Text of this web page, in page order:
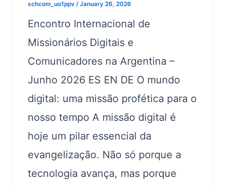
schcom_uo1ppv/January 26, 2026
Encontro Internacional de
Missionários Digitais e
Comunicadores na Argentina –
Junho 2026 ES EN DE O mundo
digital: uma missão profética para o
nosso tempo A missão digital é
hoje um pilar essencial da
evangelização. Não só porque a
tecnologia avança, mas porque